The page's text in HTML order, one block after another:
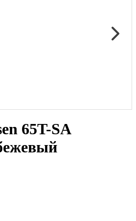
65T-SA